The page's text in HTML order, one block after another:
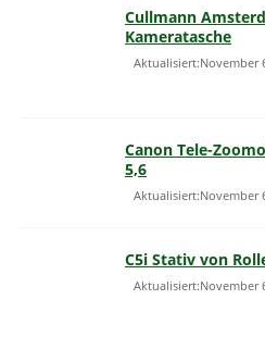
Cullmann
Kameratasche
Aktualisiert:November
Canon Tele-
5,6
Aktualisiert:November
C5i Stativ von
Aktualisiert:November